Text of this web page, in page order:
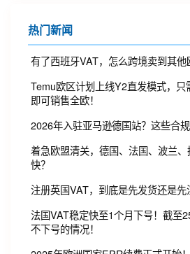
热门新闻
有了西班牙VAT，怎么跨境卖到其他
Temu欧区计划上线Y2直发模式，只
即可销售全欧！
2026年入驻亚马逊德国站？这些合
着急欧盟清关，德国、法国、波兰
快？
注册英国VAT，到底是先发货还是先
法国VAT稳定快至1个月下号！截至
不下号的情况！